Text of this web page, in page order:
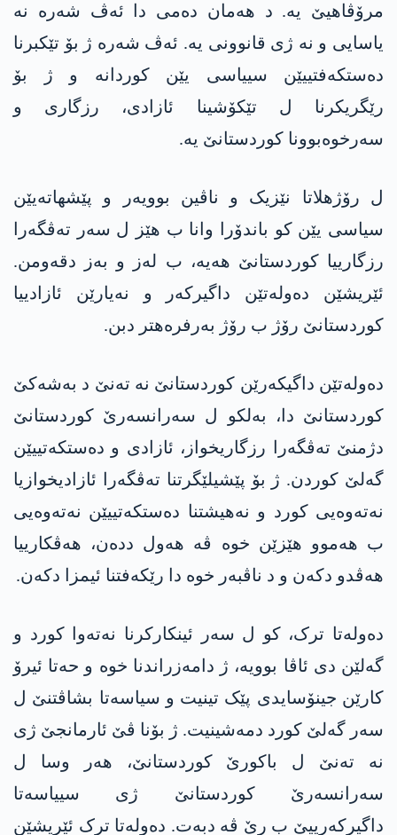
مرۆڤاھیێ یە. د ھەمان دەمی دا ئەڤ شەرە نە
یاسایی و نە ژی قانوونی یە. ئەڤ شەرە ژ بۆ تێکبرنا
دەستکەفتییێن سییاسی یێن کوردانە و ژ بۆ
رێگریکرنا ل تێکۆشینا ئازادی، رزگاری و
سەرخوەبوونا کوردستانێ یە.
ل رۆژھلاتا نێزیک و ناڤین بوویەر و پێشھاتەیێن
سیاسی یێن کو باندۆرا وانا ب ھێز ل سەر تەڤگەرا
رزگارییا کوردستانێ ھەیە، ب لەز و بەز دقەومن.
ئێریشێن دەولەتێن داگیرکەر و نەیارێن ئازادییا
کوردستانێ رۆژ ب رۆژ بەرفرەھتر دبن.
دەولەتێن داگیکەرێن کوردستانێ نە تەنێ د بەشەکێ
کوردستانێ دا، بەلکو ل سەرانسەرێ کوردستانێ
دژمنێ تەڤگەرا رزگاریخواز، ئازادی و دەستکەتییێن
گەلێ کوردن. ژ بۆ پێشیلێگرتنا تەڤگەرا ئازادیخوازیا
نەتەوەیی کورد و نەھیشتنا دەستکەتییێن نەتەوەیی
ب ھەموو ھێزێن خوە ڤە ھەول ددەن، ھەڤکارییا
ھەڤدو دکەن و د ناڤبەر خوە دا رێکەفتنا ئیمزا دکەن.
دەولەتا ترک، کو ل سەر ئینکارکرنا نەتەوا کورد و
گەلێن دی ئاڤا بوویە، ژ دامەزراندنا خوە و حەتا ئیرۆ
کارێن جینۆسایدی پێک تینیت و سیاسەتا بشاڤتنێ ل
سەر گەلێ کورد دمەشینیت. ژ بۆنا ڤێ ئارمانجێ ژی
نە تەنێ ل باکورێ کوردستانێ، ھەر وسا ل
سەرانسەرێ کوردستانێ ژی سییاسەتا
داگیرکەرییێ ب رێ ڤە دبەت. دەولەتا ترک ئێریشێن